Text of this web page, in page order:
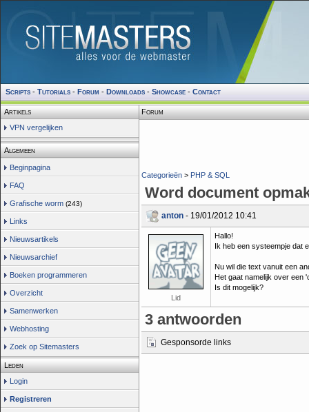
Scripts - Tutorials - Forum - Downloads - Showcase - Contact
Artikels
VPN vergelijken
Algemeen
Beginpagina
FAQ
Grafische worm (243)
Links
Nieuwsartikels
Nieuwsarchief
Boeken programmeren
Overzicht
Samenwerken
Webhosting
Zoek op Sitemasters
Leden
Login
Registreren
Forum
Categorieën > PHP & SQL
Word document
anton - 19/01/2012 10:41
Lid
Hallo!
Ik heb een systeempje dat
Nu wil die text vanuit een
Het gaat namelijk over een
Is dit mogelijk?
3 antwoorden
Gesponsorde links